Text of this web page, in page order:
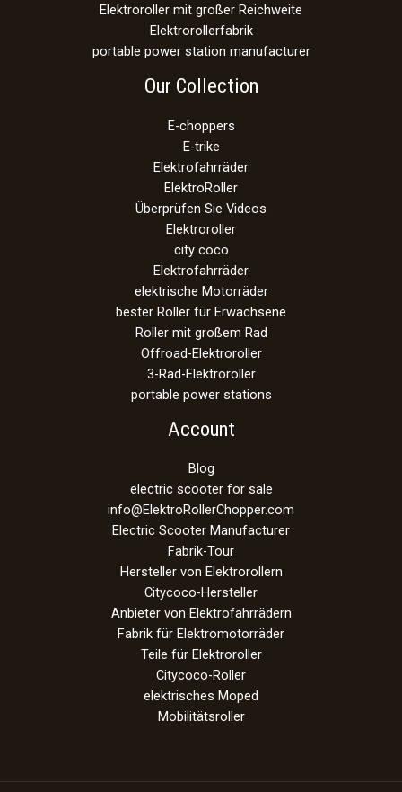
Elektroroller mit großer Reichweite
Elektrorollerfabrik
portable power station manufacturer
Our Collection
E-choppers
E-trike
Elektrofahrräder
ElektroRoller
Überprüfen Sie Videos
Elektroroller
city coco
Elektrofahrräder
elektrische Motorräder
bester Roller für Erwachsene
Roller mit großem Rad
Offroad-Elektroroller
3-Rad-Elektroroller
portable power stations
Account
Blog
electric scooter for sale
info@ElektroRollerChopper.com
Electric Scooter Manufacturer
Fabrik-Tour
Hersteller von Elektrorollern
Citycoco-Hersteller
Anbieter von Elektrofahrrädern
Fabrik für Elektromotorräder
Teile für Elektroroller
Citycoco-Roller
elektrisches Moped
Mobilitätsroller